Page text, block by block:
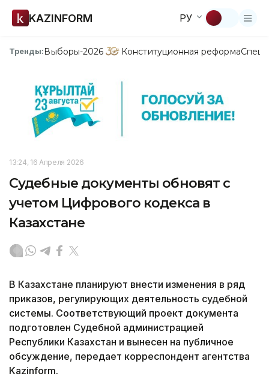
KAZINFORM РУ
Тренды:Выборы-2026 Конституционная реформа
13:24, 16 Апреля 2026
Судебные документы обновят с
учетом Цифрового кодекса в
Казахстане
В Казахстане планируют внести изменения в ряд
приказов, регулирующих деятельность судебной
системы. Соответствующий проект документа
подготовлен Судебной администрацией
Республики Казахстан и вынесен на публичное
обсуждение, передает корреспондент агентства
Kazinform.